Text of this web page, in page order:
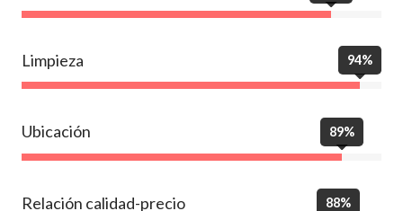
Limpieza 94%
Ubicación 89%
Relación calidad-precio 88%